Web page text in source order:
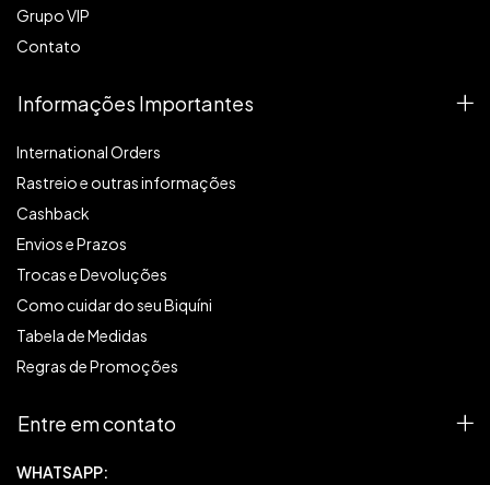
Grupo VIP
Contato
Informações Importantes
International Orders
Rastreio e outras informações
Cashback
Envios e Prazos
Trocas e Devoluções
Como cuidar do seu Biquíni
Tabela de Medidas
Regras de Promoções
Entre em contato